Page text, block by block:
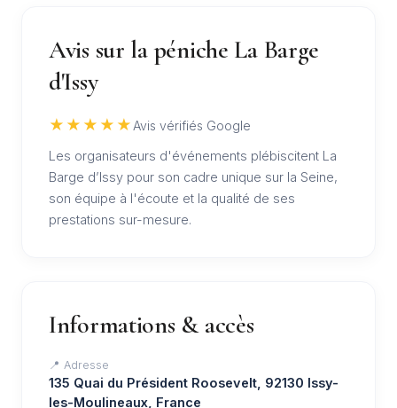
Avis sur la péniche La Barge
d'Issy
★★★★★ Avis vérifiés Google
Les organisateurs d'événements plébiscitent La
Barge d’Issy pour son cadre unique sur la Seine,
son équipe à l'écoute et la qualité de ses
prestations sur-mesure.
Informations & accès
📍 Adresse
135 Quai du Président Roosevelt, 92130 Issy-
les-Moulineaux, France